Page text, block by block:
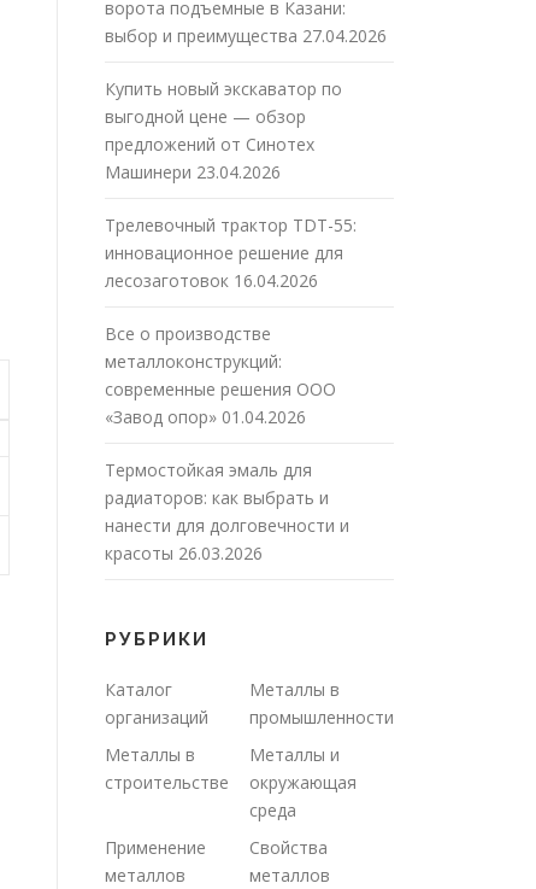
ворота подъемные в Казани:
выбор и преимущества 27.04.2026
Купить новый экскаватор по
выгодной цене — обзор
предложений от Синотех
Машинери 23.04.2026
Трелевочный трактор TDT-55:
инновационное решение для
лесозаготовок 16.04.2026
Все о производстве
металлоконструкций:
современные решения ООО
«Завод опор» 01.04.2026
Термостойкая эмаль для
радиаторов: как выбрать и
нанести для долговечности и
красоты 26.03.2026
РУБРИКИ
Каталог
организаций
Металлы в
промышленности
Металлы в
строительстве
Металлы и
окружающая
среда
Применение
металлов
Свойства
металлов